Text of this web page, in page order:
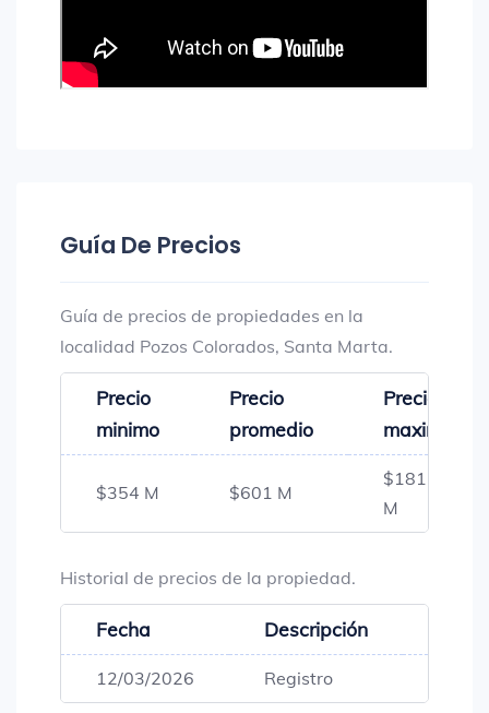
Guía De Precios
Guía de precios de propiedades en la
localidad Pozos Colorados, Santa Marta.
Precio
minimo
Precio
promedio
Precio
maximo
$354 M $601 M
$1815
M
Historial de precios de la propiedad.
Fecha Descripción
12/03/2026 Registro